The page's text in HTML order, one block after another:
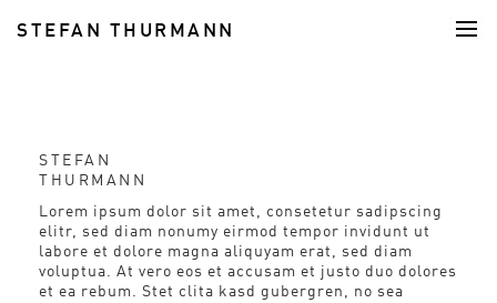
STEFAN THURMANN
FOOD
STEFAN
THURMANN
Lorem ipsum dolor sit amet, consetetur sadipscing
elitr, sed diam nonumy eirmod tempor invidunt ut
labore et dolore magna aliquyam erat, sed diam
voluptua. At vero eos et accusam et justo duo dolores
et ea rebum. Stet clita kasd gubergren, no sea